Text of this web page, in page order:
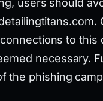
users should
to this
necessary.
the phishing